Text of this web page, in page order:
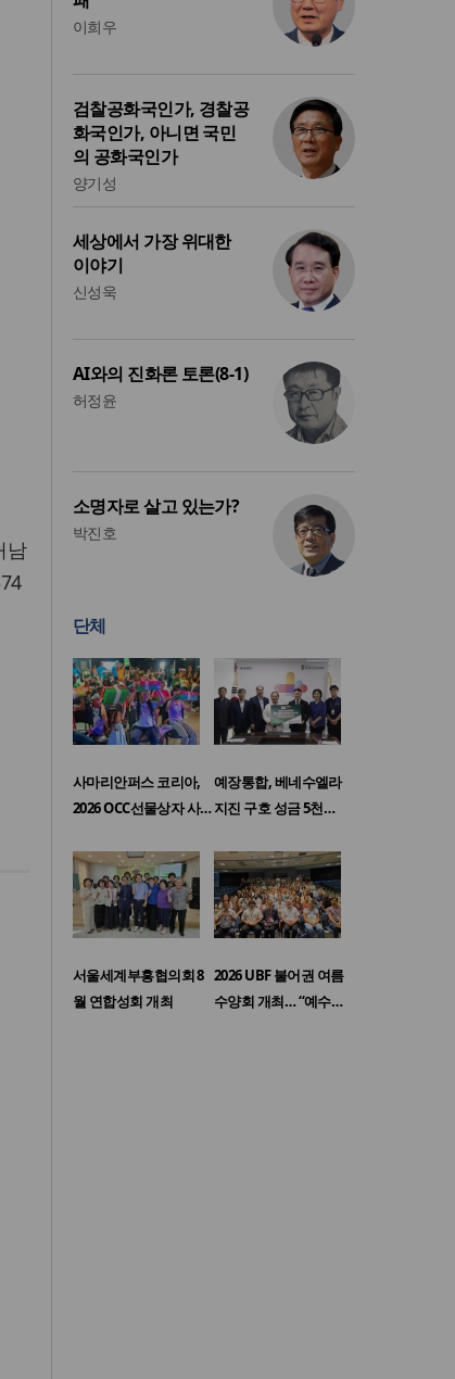
남
이희우
검찰공화국인가, 경찰공
화국인가, 아니면 국민
의 공화국인가
양기성
세상에서 가장 위대한
이야기
신성욱
AI와의 진화론 토론(8-1)
허정윤
소명자로 살고 있는가?
박진호
단체
사마리안퍼스 코리아,
2026 OCC선물상자 사…
예장통합, 베네수엘라
지진 구호 성금 5천…
서울세계부흥협의회 8
월 연합성회 개최
2026 UBF 불어권 여름
수양회 개최… “예수…